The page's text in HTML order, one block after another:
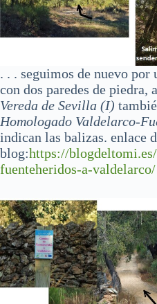
. . . seguimos de nuevo por
con dos paredes de piedra,
Vereda de Sevilla (I)
Homologado Valdelarco-
indican las balizas. enlace
blog:https://
fuenteheridos-a-valdelarco/